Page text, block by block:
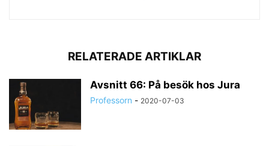
RELATERADE ARTIKLAR
Avsnitt 66: På besök hos Jura
Professorn - 2020-07-03